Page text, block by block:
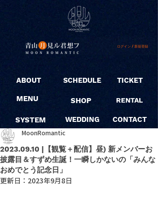
ログイン / 新規登録
ABOUT
MENU
SYSTEM
SCHEDULE
SHOP
WEDDING
TICKET
RENTAL
CONTACT
2023.09.10 |【観覧＋配信】昼) 新メンバーお
披露目＆すずめ生誕！一瞬しかないの「みんな
おめでとう記念日」
MoonRomantic
更新日： 2023年9月8日